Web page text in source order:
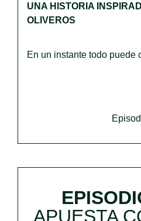
UNA HISTORIA
OLIVEROS
En un instante todo puede
APUESTA